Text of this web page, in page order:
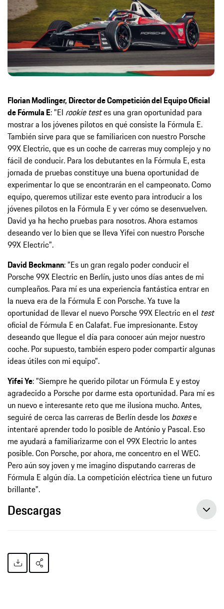
Florian Modlinger, Director de Competición del Equipo Oficial
de Fórmula E: "El rookie testes una gran oportunidad para
mostrar a los jóvenes pilotos en qué consiste la Fórmula E.
También sirve para que se familiaricen con nuestro Porsche
99X Electric, que es un coche de carreras muy complejo y no
fácil de conducir. Para los debutantes en la Fórmula E, esta
jornada de pruebas constituye una buena oportunidad de
experimentar lo que se encontrarán en el campeonato. Como
equipo, queremos utilizar este evento para introducir a los
jóvenes pilotos en la Fórmula E y ver cómo se desenvuelven.
David ya ha hecho pruebas para nosotros. Ahora estamos
deseando ver lo bien que se lleva Yifei con nuestro Porsche
99X Electric".
David Beckmann: "Es un gran regalo poder conducir el
Porsche 99X Electric en Berlín, justo unos días antes de mi
cumpleaños. Para mí es una experiencia fantástica entrar en
la nueva era de la Fórmula E con Porsche. Ya tuve la
oportunidad de llevar el nuevo Porsche 99X Electric en el test
oficial de Fórmula E en Calafat. Fue impresionante. Estoy
deseando que llegue el día para conocer aún mejor nuestro
coche. Por supuesto, también espero poder compartir algunas
ideas útiles con mi equipo".
Yifei Ye: "Siempre he querido pilotar un Fórmula E y estoy
agradecido a Porsche por darme esta oportunidad. Para mí es
un nuevo e interesante reto que me ilusiona mucho. Antes,
seguiré de cerca las carreras de Berlín desde los boxese
intentaré aprender todo lo posible de António y Pascal. Eso
me ayudará a familiarizarme con el 99X Electric lo antes
posible. Con Porsche, por ahora, me concentro en el WEC.
Pero aún soy joven y me imagino disputando carreras de
Fórmula E algún día. La competición eléctrica tiene un futuro
brillante".
Descargas